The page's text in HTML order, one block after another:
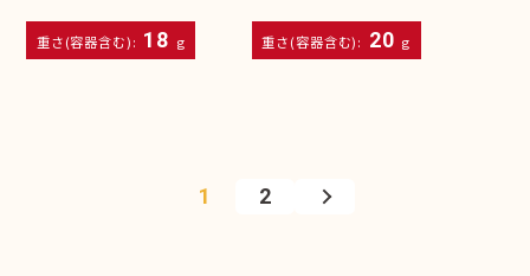
重さ(容器含む): 18 g 重さ(容器含む): 20 g
1 2